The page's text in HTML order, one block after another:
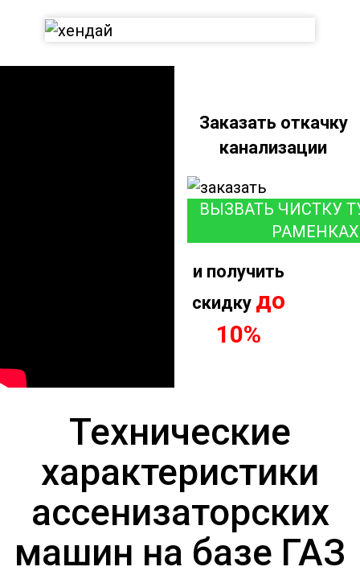
Заказать откачку
канализации
ВЫЗВАТЬ ЧИСТКУ
РАМЕНКАХ
и получить
скидку до
10%
Технические
характеристики
ассенизаторских
машин на базе ГАЗ